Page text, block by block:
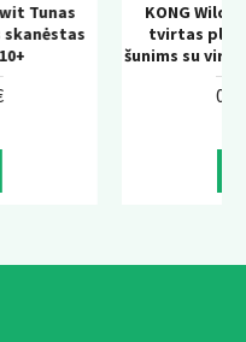
KONG Wild Knots Bear –
tvirtas pliušinis žaislas
šunims su virvės